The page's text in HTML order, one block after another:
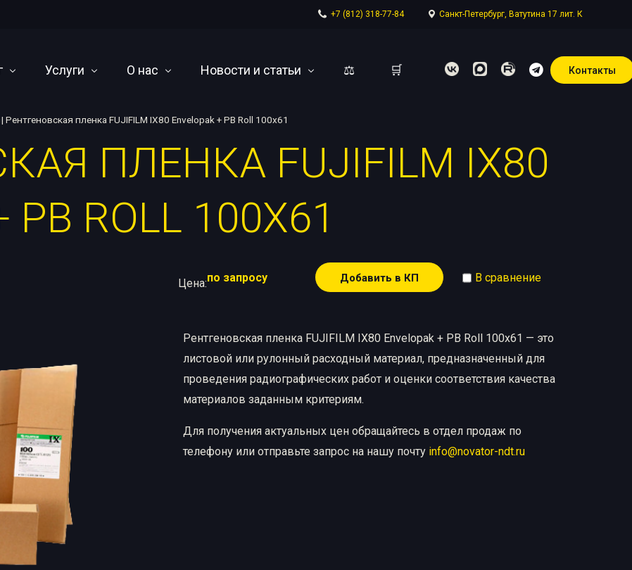
+7 (812) 318-77-84 Санкт-Петербург, Ватутина 17 лит. К
аппараты
постоянного потенциала
кроулеры
машины
Рентгеновская пленка
Услуги
Cервисное обслуживание и ремонт
Оснащение лабораторий
Написание методических материалов
Проектирование камер радиационной защиты
О нас
О компании
Оплата, доставка и гарантия
Наши дилеры
Новости и статьи
Научно-технический отдел
События
⚖ 🛒 Контакты
| Рентгеновская пленка FUJIFILM IX80 Envelopak + PB Roll 100х61
ПЛЕНКА FUJIFILM IX80
PB ROLL 100Х61
Цена:по запросу Добавить в КП В сравнение
Рентгеновская пленка FUJIFILM IX80 Envelopak + PB Roll 100х61 — это
листовой или рулонный расходный материал, предназначенный для
проведения радиографических работ и оценки соответствия качества
материалов заданным критериям.
Для получения актуальных цен обращайтесь в отдел продаж по
телефону или отправьте запрос на нашу почту info@novator-ndt.ru